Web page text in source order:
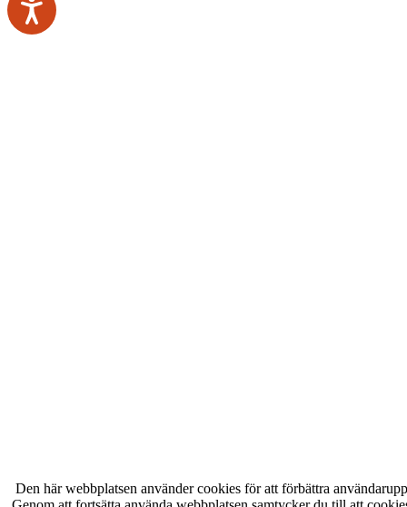
Den här webbplatsen använder cookies för att förbättra